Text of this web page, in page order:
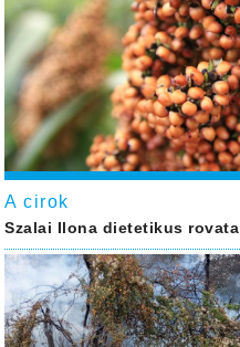
A cirok
Szalai Ilona dietetikus rovata